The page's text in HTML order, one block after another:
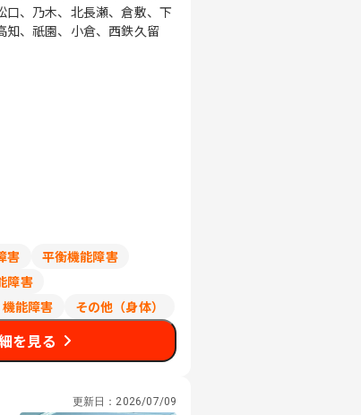
、乃木、北長瀬、倉敷、下
、祇園、小倉、西鉄久留
害
平衡機能障害
障害
能障害 その他（身体）
を見る
更新日： 2026/07/09